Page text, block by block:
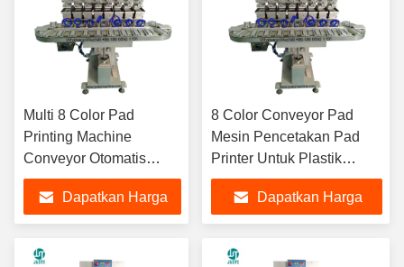
Multi 8 Color Pad
Printing Machine
Conveyor Otomatis
Otomatis Penutupan
Rotary Cap Pad Printer
Untuk Measuri Slippers
Dapatkan Harga
8 Color Conveyor Pad
Mesin Pencetakan Pad
Printer Untuk Plastik
Metallic Fuji Film Positif
Plat Baja 100*100
Melamin
Dapatkan Harga